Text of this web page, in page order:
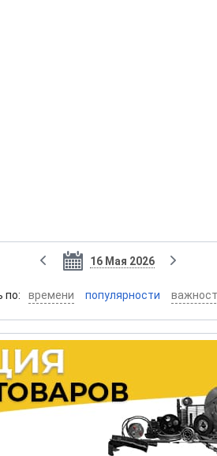
16 Мая 2026
по: времени популярности